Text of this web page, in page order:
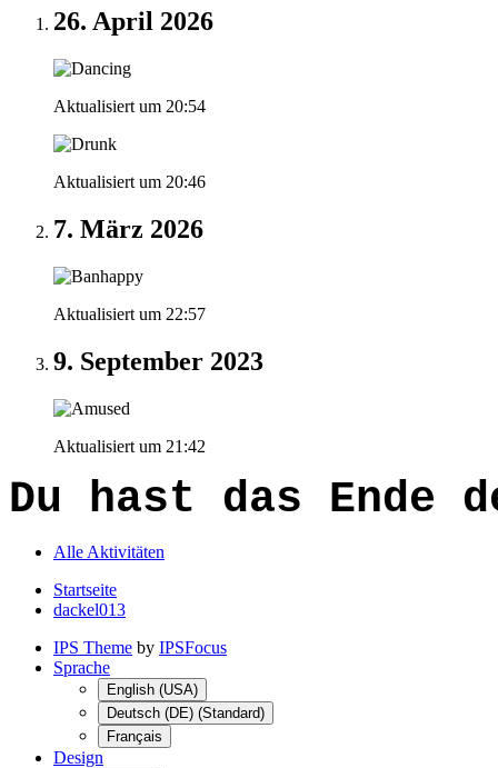
26. April 2026
Aktualisiert um 20:54
Aktualisiert um 20:46
7. März 2026
Aktualisiert um 22:57
9. September 2023
Aktualisiert um 21:42
Du hast das
Alle Aktivitäten
Startseite
dackel013
IPS Theme by IPSFocus
Sprache
English (USA)
Deutsch (DE) (Standard)
Français
Design